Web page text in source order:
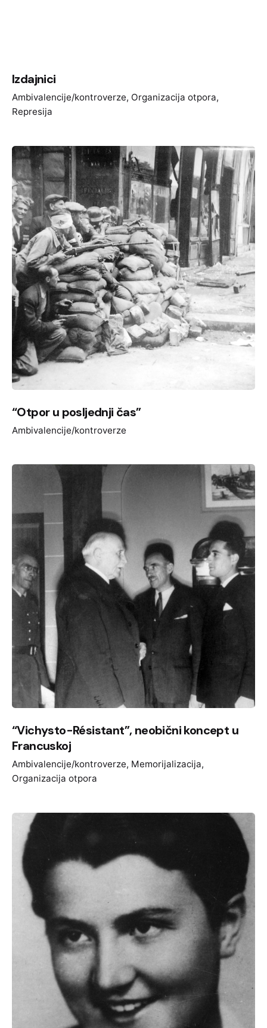
Izdajnici
Ambivalencije/kontroverze Organizacija otpora
Represija
“Otpor u posljednji čas”
Ambivalencije/kontroverze
“Vichysto-Résistant”, neobični koncept u
Francuskoj
Ambivalencije/kontroverze Memorijalizacija
Organizacija otpora